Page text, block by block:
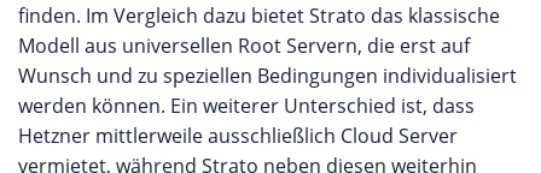
finden. Im Vergleich dazu bietet Strato das klassische
Modell aus universellen Root Servern, die erst auf
Wunsch und zu speziellen Bedingungen individualisiert
werden können. Ein weiterer Unterschied ist, dass
Hetzner mittlerweile ausschließlich Cloud Server
vermietet, während Strato neben diesen weiterhin